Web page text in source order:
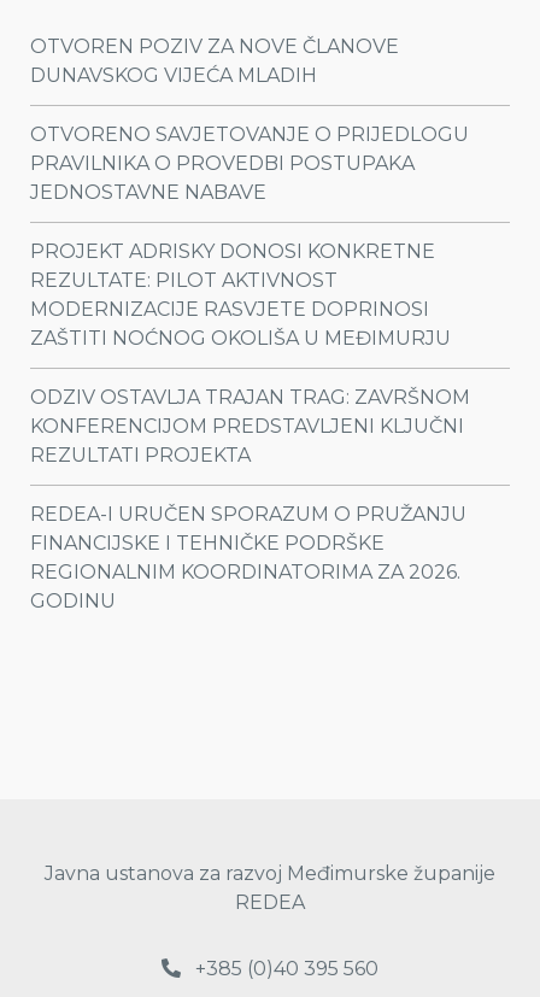
OTVOREN POZIV ZA NOVE ČLANOVE
DUNAVSKOG VIJEĆA MLADIH
OTVORENO SAVJETOVANJE O PRIJEDLOGU
PRAVILNIKA O PROVEDBI POSTUPAKA
JEDNOSTAVNE NABAVE
PROJEKT ADRISKY DONOSI KONKRETNE
REZULTATE: PILOT AKTIVNOST
MODERNIZACIJE RASVJETE DOPRINOSI
ZAŠTITI NOĆNOG OKOLIŠA U MEĐIMURJU
ODZIV OSTAVLJA TRAJAN TRAG: ZAVRŠNOM
KONFERENCIJOM PREDSTAVLJENI KLJUČNI
REZULTATI PROJEKTA
REDEA-I URUČEN SPORAZUM O PRUŽANJU
FINANCIJSKE I TEHNIČKE PODRŠKE
REGIONALNIM KOORDINATORIMA ZA 2026.
GODINU
Javna ustanova za razvoj Međimurske županije
REDEA
+385 (0)40 395 560